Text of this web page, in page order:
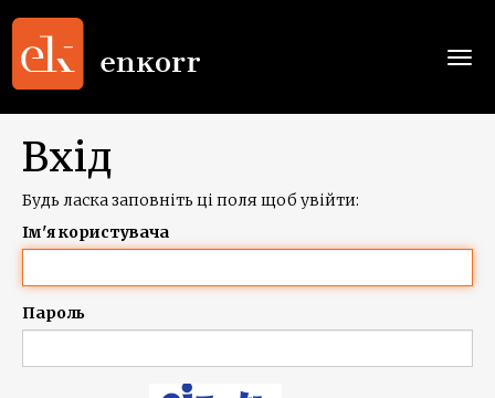
Вхід
Будь ласка заповніть ці поля щоб увійти:
Ім'я користувача
Пароль